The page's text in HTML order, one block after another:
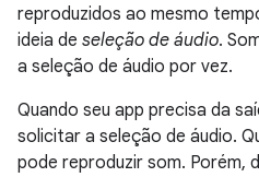
reproduzidos ao mesmo
ideia de seleção de áudio.
a seleção de áudio por vez.
Quando seu app precisa da
solicitar a seleção de áudio.
pode reproduzir som. Porém,